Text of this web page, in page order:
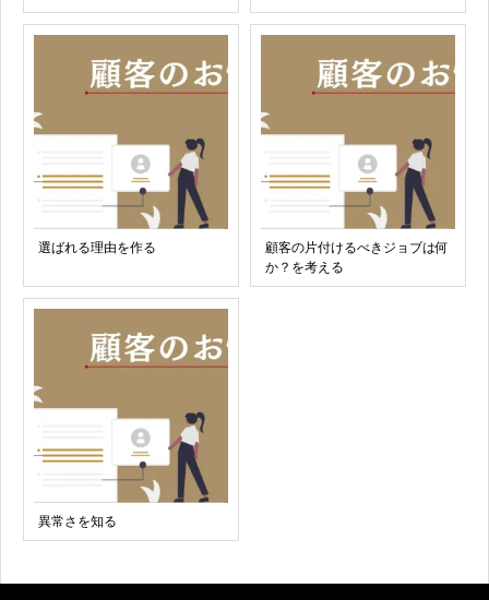
選ばれる理由を作る
顧客の片付けるべきジョブは何
か？を考える
異常さを知る